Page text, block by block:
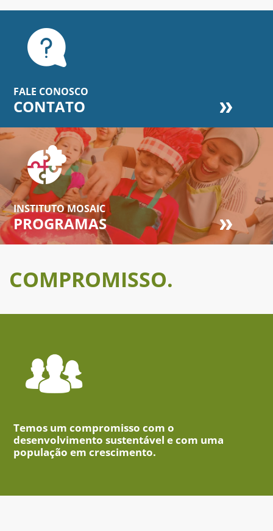
FALE CONOSCO
CONTATO
INSTITUTO MOSAIC
PROGRAMAS
COMPROMISSO.
Temos um compromisso com o
desenvolvimento sustentável e com uma
população em crescimento.